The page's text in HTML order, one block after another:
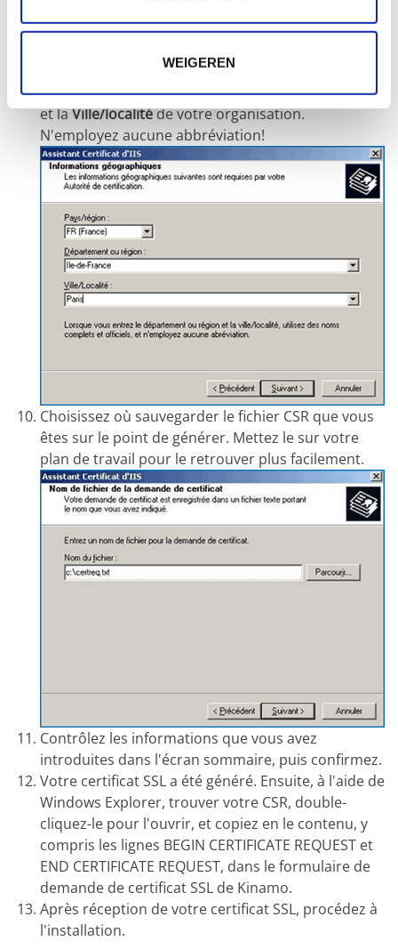
WEIGEREN
Saisissez lePays/région, leDépartement ou région
et laVille/localitéde votre organisation.
N'employez aucune abbréviation!
Choisissez où sauvegarder le fichier CSR que vous
êtes sur le point de générer. Mettez le sur votre
plan de travail pour le retrouver plus facilement.
Contrôlez les informations que vous avez
introduites dans l'écran sommaire, puis confirmez.
Votre certificat SSL a été généré. Ensuite, à l'aide de
Windows Explorer, trouver votre CSR, double-
cliquez-le pour l'ouvrir, et copiez en le contenu, y
compris les lignes BEGIN CERTIFICATE REQUEST et
END CERTIFICATE REQUEST, dans le formulaire de
demande de certificat SSL de Kinamo.
Après réception de votre certificat SSL, procédez à
l'installation.